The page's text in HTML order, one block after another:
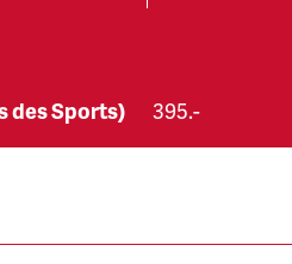
des Sports) 395.-